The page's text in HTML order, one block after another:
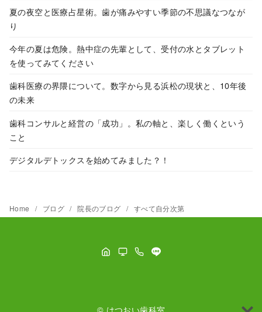
夏の夜空と医療占星術。歯が痛みやすい季節の不思議なつなが
り
今年の夏は危険。熱中症の先輩として、受付の水とタブレット
を使ってみてください
歯科医療の界隈について。数字から見る浜松の現状と、10年後
の未来
歯科コンサルと経営の「成功」。私の軸と、楽しく働くという
こと
デジタルデトックスを始めてみました？！
Home ブログ 院長のブログ すべて自分次第
© はつおい歯科室